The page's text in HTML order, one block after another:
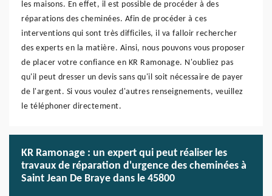
les maisons. En effet, il est possible de procéder à des
réparations des cheminées. Afin de procéder à ces
interventions qui sont très difficiles, il va falloir rechercher
des experts en la matière. Ainsi, nous pouvons vous proposer
de placer votre confiance en KR Ramonage. N'oubliez pas
qu'il peut dresser un devis sans qu'il soit nécessaire de payer
de l'argent. Si vous voulez d'autres renseignements, veuillez
le téléphoner directement.
KR Ramonage : un expert qui peut réaliser les
travaux de réparation d'urgence des cheminées à
Saint Jean De Braye dans le 45800